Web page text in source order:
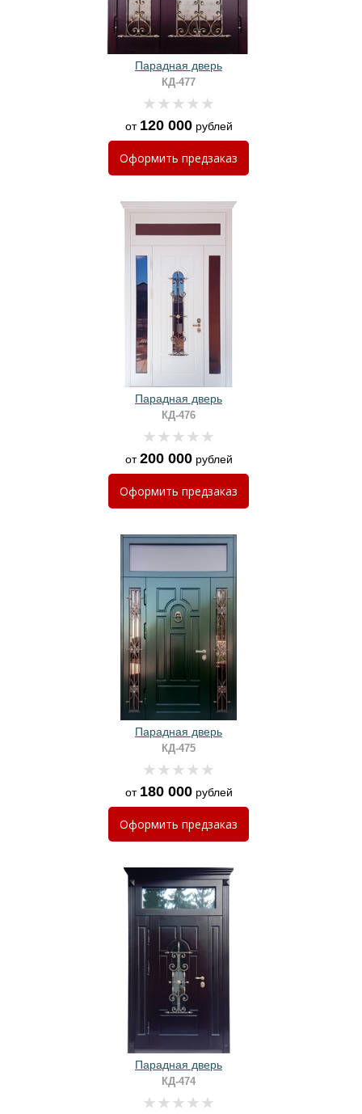
Парадная дверь
КД-477
от 120 000рублей
Оформить предзаказ
Парадная дверь
КД-476
от200 000рублей
Оформить предзаказ
Парадная дверь
КД-475
от 180 000рублей
Оформить предзаказ
Парадная дверь
КД-474